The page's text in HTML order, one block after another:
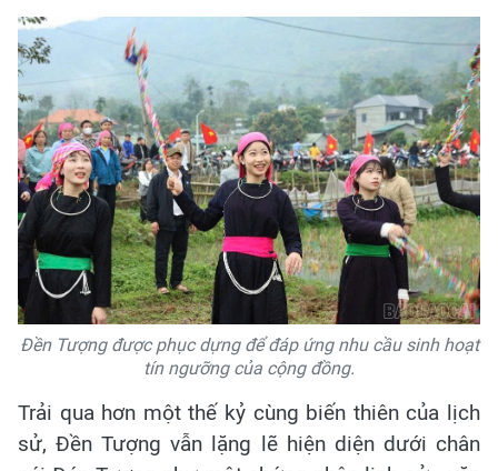
Đền Tượng được phục dựng để đáp ứng nhu cầu sinh hoạt
tín ngưỡng của cộng đồng.
Trải qua hơn một thế kỷ cùng biến thiên của lịch
sử, Đền Tượng vẫn lặng lẽ hiện diện dưới chân